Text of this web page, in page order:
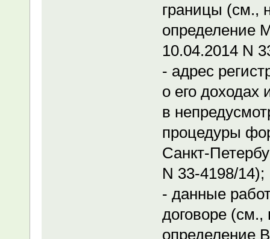
границы (см.,
определение
10.04.2014 N
- адрес
о его доходах
в
процедуры
Санкт-
N 33-4198/14);
- данные
договоре
определение